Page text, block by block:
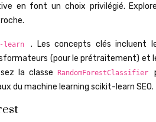
en font un choix privilégié.
learn. Les concepts clés incluent
(pour le prétraitement) et
la classe
RandomForestClassifier
du machine learning scikit-learn SEO.